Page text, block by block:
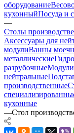
оборудование
кухонныйПосуда и
—
Столы
Аксессуары для
модулиВанны
металлические
разрубочныеМодули
нейтральные
производственные
кухонные
—Стол